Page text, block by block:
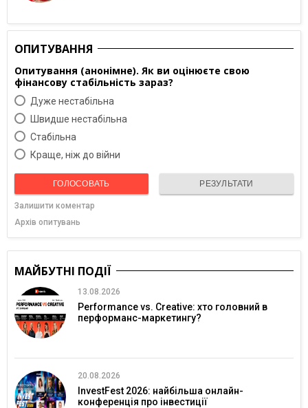
ОПИТУВАННЯ
Опитування (анонімне). Як ви оцінюєте свою
фінансову стабільність зараз?
Дуже нестабільна
Швидше нестабільна
Cтабільна
Краще, ніж до війни
ГОЛОСОВАТЬ РЕЗУЛЬТАТИ
Залишити коментар
Архів опитувань
МАЙБУТНІ ПОДІЇ
13.08.2026
Performance vs. Creative: хто головний в
перформанс-маркетингу?
20.08.2026
InvestFest 2026: найбільша онлайн-
конференція про інвестиції